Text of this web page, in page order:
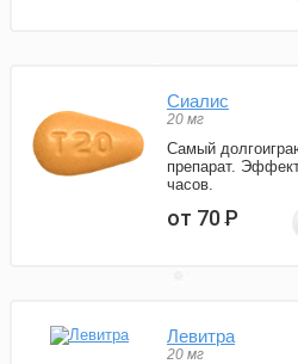
Сиалис
20 мг
Самый
препарат.
часов.
от 70Р
Левитра
20 мг